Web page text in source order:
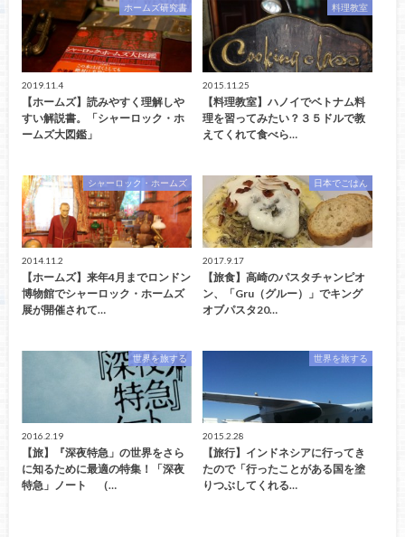
ホームズ研究書
2019.11.4
【ホームズ】読みやすく理解しや
すい解説書。「シャーロック・ホ
ームズ大図鑑」
料理教室
2015.11.25
【料理教室】ハノイでベトナム料
理を習ってみたい？３５ドルで教
えてくれて食べら…
シャーロック・ホームズ
2014.11.2
【ホームズ】来年4月までロンドン
博物館でシャーロック・ホームズ
展が開催されて…
日本でごはん
2017.9.17
【旅食】高崎のパスタチャンピオ
ン、「Gru（グルー）」でキング
オブパスタ20…
世界を旅する
2016.2.19
【旅】『深夜特急」の世界をさら
に知るために最適の特集！「深夜
特急」ノート （…
世界を旅する
2015.2.28
【旅行】インドネシアに行ってき
たので「行ったことがある国を塗
りつぶしてくれる…